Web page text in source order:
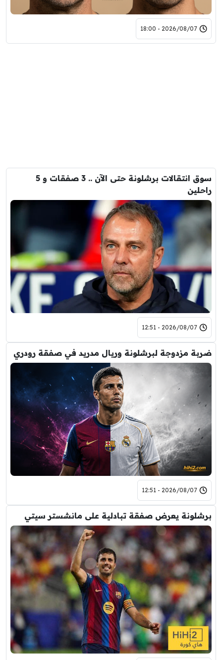
2026/08/07 - 18:00
سوق انتقالات برشلونة حتى الآن .. 3 صفقات و 5
راحلين
2026/08/07 - 12:51
ضربة مزدوجة لبرشلونة وريال مدريد في صفقة رودري
2026/08/07 - 12:51
برشلونة يعرض صفقة تبادلية على مانشستر سيتي